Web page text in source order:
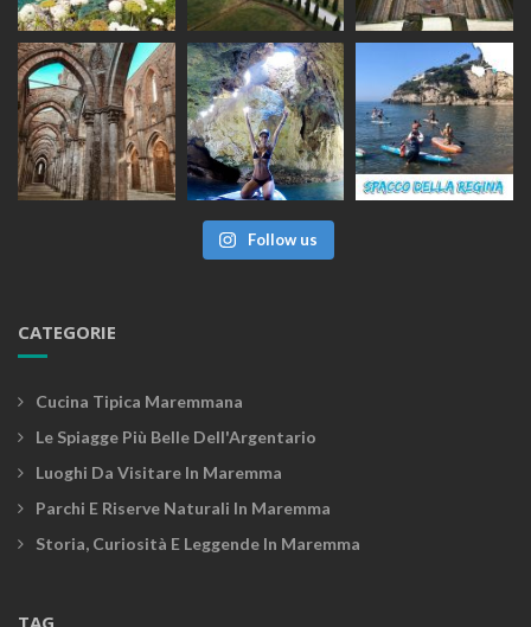
Follow us
CATEGORIE
Cucina Tipica Maremmana
Le Spiagge Più Belle Dell'Argentario
Luoghi Da Visitare In Maremma
Parchi E Riserve Naturali In Maremma
Storia, Curiosità E Leggende In Maremma